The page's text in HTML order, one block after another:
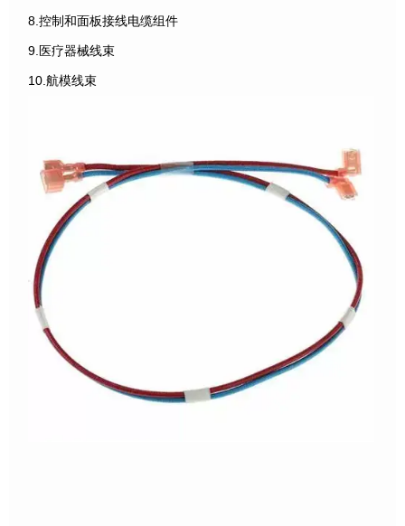
8.控制和面板接线电缆组件
9.医疗器械线束
10.航模线束